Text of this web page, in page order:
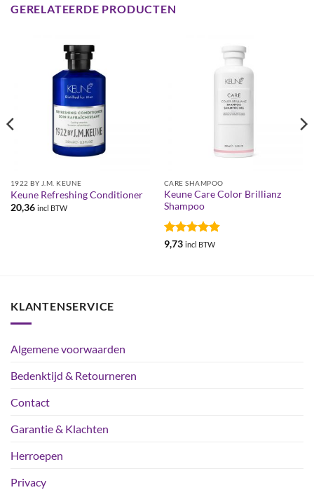
GERELATEERDE PRODUCTEN
1922 BY J.M. KEUNE
Keune Refreshing Conditioner
20,36 incl BTW
CARE SHAMPOO
Keune Care Color Brillianz
Shampoo
Gewaardeerd
9,73 incl BTW
KLANTENSERVICE
Algemene voorwaarden
Bedenktijd & Retourneren
Contact
Garantie & Klachten
Herroepen
Privacy